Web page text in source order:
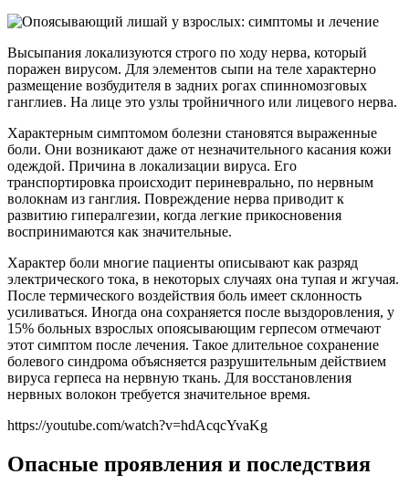
Высыпания локализуются строго по ходу нерва, который
поражен вирусом. Для элементов сыпи на теле характерно
размещение возбудителя в задних рогах спинномозговых
ганглиев. На лице это узлы тройничного или лицевого нерва.
Характерным симптомом болезни становятся выраженные
боли. Они возникают даже от незначительного касания кожи
одеждой. Причина в локализации вируса. Его
транспортировка происходит периневрально, по нервным
волокнам из ганглия. Повреждение нерва приводит к
развитию гипералгезии, когда легкие прикосновения
воспринимаются как значительные.
Характер боли многие пациенты описывают как разряд
электрического тока, в некоторых случаях она тупая и жгучая.
После термического воздействия боль имеет склонность
усиливаться. Иногда она сохраняется после выздоровления, у
15% больных взрослых опоясывающим герпесом отмечают
этот симптом после лечения. Такое длительное сохранение
болевого синдрома объясняется разрушительным действием
вируса герпеса на нервную ткань. Для восстановления
нервных волокон требуется значительное время.
https://youtube.com/watch?v=hdAcqcYvaKg
Опасные проявления и последствия